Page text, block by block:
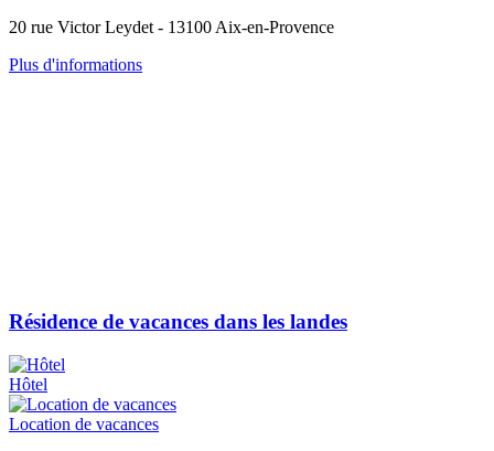
20 rue Victor Leydet - 13100 Aix-en-Provence
Plus d'informations
Résidence de vacances dans les landes
Hôtel
Location de vacances